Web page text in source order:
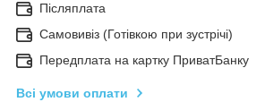
Післяплата
Самовивіз (Готівкою при зустрічі)
Передплата на картку ПриватБанку
Всі умови оплати